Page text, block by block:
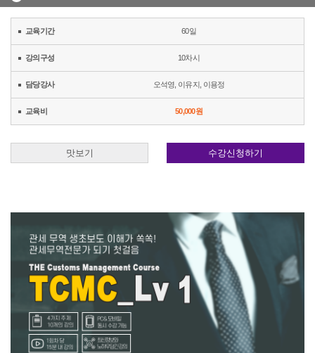
교육기간 60일
강의구성 10차시
담당강사 오석영 이유지, 이용정
교육비 50,000원
맛보기 수강신청하기